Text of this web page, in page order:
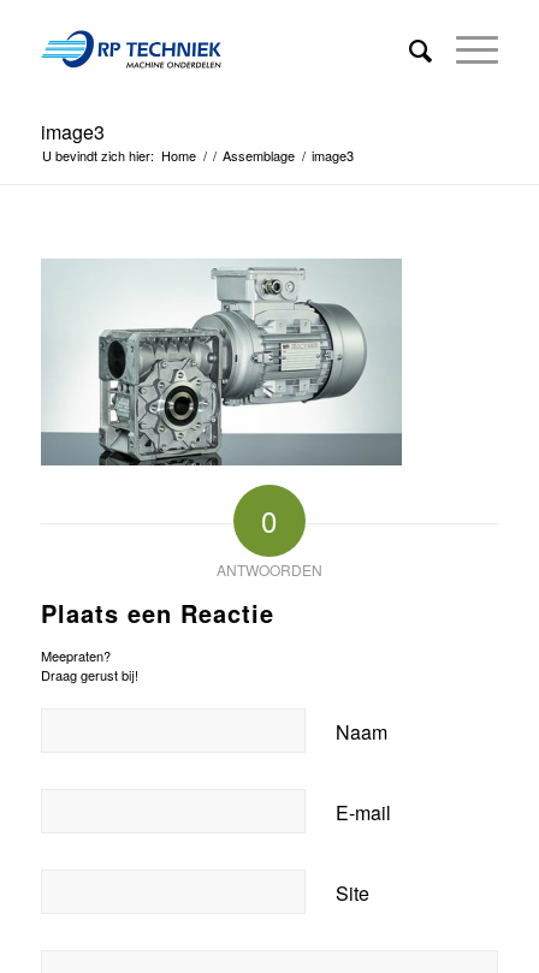
image3
U bevindt zich hier: Home / / Assemblage / image3
0
ANTWOORDEN
Plaats een Reactie
Meepraten?
Draag gerust bij!
Naam
E-mail
Site